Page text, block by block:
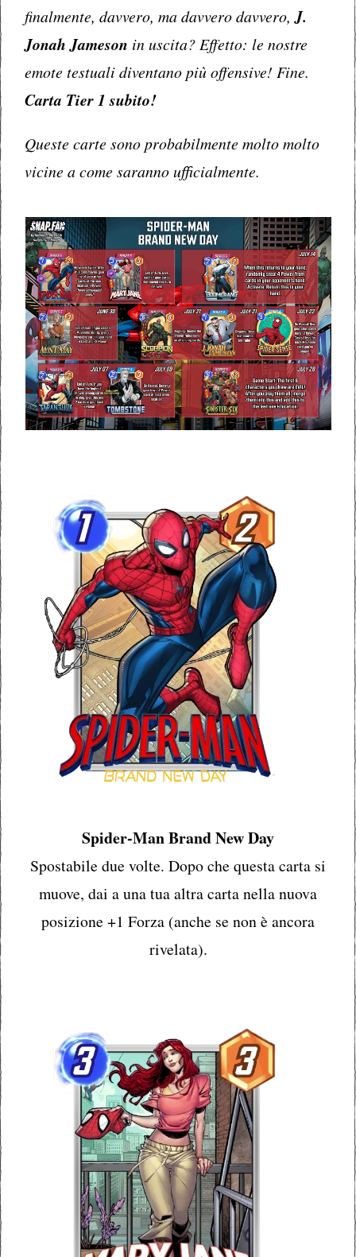
finalmente, davvero, ma davvero davvero,J.
Jonah Jameson in uscita? Effetto: le nostre
emote testuali diventano più offensive! Fine.
Carta Tier 1 subito!
Queste carte sono probabilmente molto molto
vicine a come saranno ufficialmente.
Spider-Man Brand New Day
Spostabile due volte. Dopo che questa carta si
muove, dai a una tua altra carta nella nuova
posizione +1 Forza (anche se non è ancora
rivelata).